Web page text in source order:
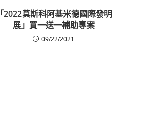
「2022莫斯科阿基米德國際發明
展」買一送一補助專案
09/22/2021